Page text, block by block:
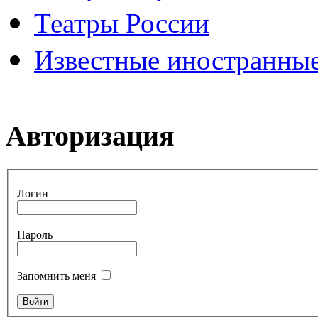
Театры России
Известные
Авторизация
Логин
Пароль
Запомнить меня